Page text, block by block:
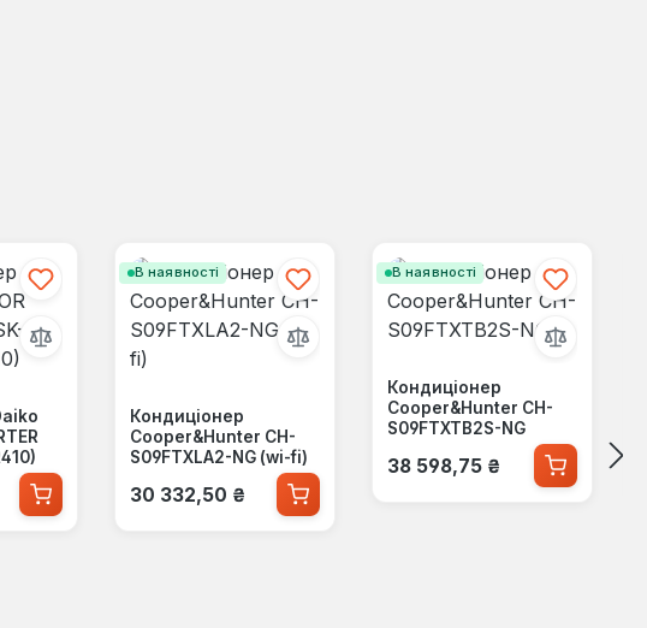
В наявності
Кондиціонер
Cooper&Hunter CH-
S09FTXLA2-NG (wi-fi)
Звичайна ціна:
30 332,50 ₴
В наявності
Кондиціонер
Cooper&Hunter CH-
S09FTXTB2S-NG
Звичайна ціна:
38 598,75 ₴